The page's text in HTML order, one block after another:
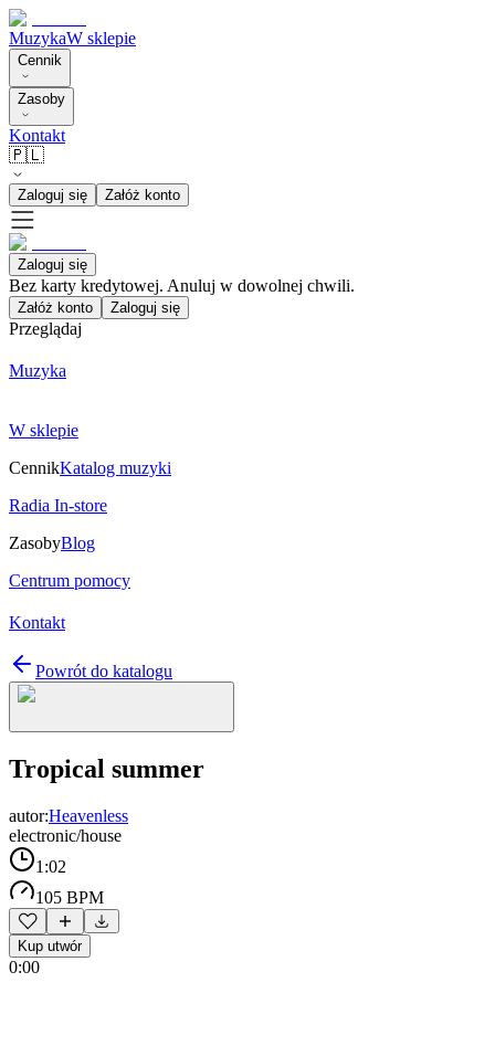
MuzykaW sklepie
Cennik
Zasoby
Kontakt
🇵🇱
Zaloguj się Załóż konto
Zaloguj się
Bez karty kredytowej. Anuluj w dowolnej chwili.
Załóż konto Zaloguj się
Przeglądaj
Muzyka
W sklepie
CennikKatalog muzyki
Radia In-store
ZasobyBlog
Centrum pomocy
Kontakt
Powrót do katalogu
Tropical summer
autor:Heavenless
electronic/house
1:02
105 BPM
Kup utwór
0:00